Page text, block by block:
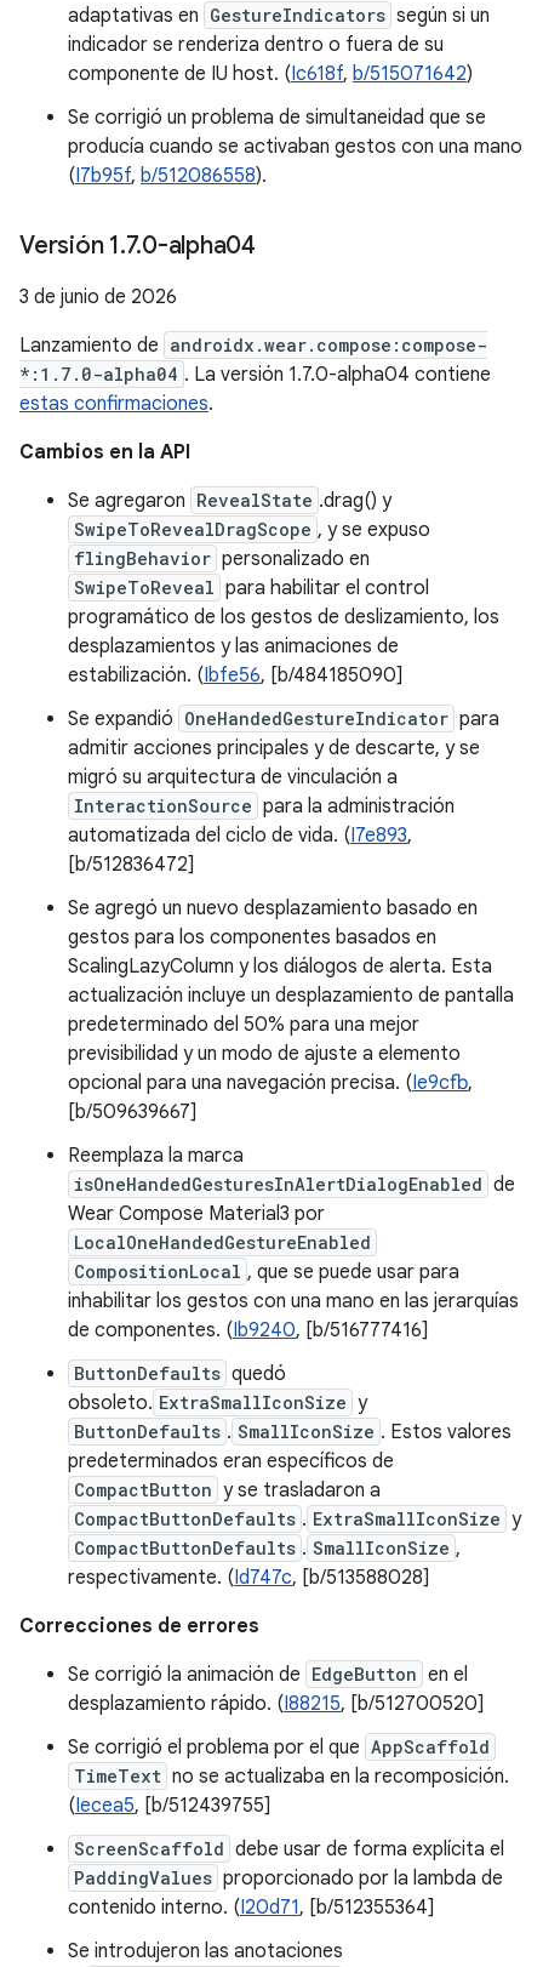
adaptativas en GestureIndicators según si un
indicador se renderiza dentro o fuera de su
componente de IU host. (Ic618f, b/515071642)
Se corrigió un problema de simultaneidad que se
producía cuando se activaban gestos con una mano
(I7b95f, b/512086558).
Versión 1.7.0-alpha04
3 de junio de 2026
Lanzamiento de androidx.wear.compose:compose-
*:1.7.0-alpha04 . La versión 1.7.0-alpha04 contiene
estas confirmaciones.
Cambios en la API
Se agregaron RevealState .drag() y
SwipeToRevealDragScope , y se expuso
flingBehavior personalizado en
SwipeToReveal para habilitar el control
programático de los gestos de deslizamiento, los
desplazamientos y las animaciones de
estabilización. (Ibfe56, [b/484185090]
Se expandió OneHandedGestureIndicator para
admitir acciones principales y de descarte, y se
migró su arquitectura de vinculación a
InteractionSource para la administración
automatizada del ciclo de vida. (I7e893,
[b/512836472]
Se agregó un nuevo desplazamiento basado en
gestos para los componentes basados en
ScalingLazyColumn y los diálogos de alerta. Esta
actualización incluye un desplazamiento de pantalla
predeterminado del 50% para una mejor
previsibilidad y un modo de ajuste a elemento
opcional para una navegación precisa. (Ie9cfb,
[b/509639667]
Reemplaza la marca
isOneHandedGesturesInAlertDialogEnabled de
Wear Compose Material3 por
LocalOneHandedGestureEnabled
CompositionLocal , que se puede usar para
inhabilitar los gestos con una mano en las jerarquías
de componentes. (Ib9240, [b/516777416]
ButtonDefaults quedó
obsoleto. ExtraSmallIconSize y
ButtonDefaults . SmallIconSize . Estos valores
predeterminados eran específicos de
CompactButton y se trasladaron a
CompactButtonDefaults . ExtraSmallIconSize y
CompactButtonDefaults . SmallIconSize ,
respectivamente. (Id747c, [b/513588028]
Correcciones de errores
Se corrigió la animación de EdgeButton en el
desplazamiento rápido. (I88215, [b/512700520]
Se corrigió el problema por el que AppScaffold
TimeText no se actualizaba en la recomposición.
(Iecea5, [b/512439755]
ScreenScaffold debe usar de forma explícita el
PaddingValues proporcionado por la lambda de
contenido interno. (I20d71, [b/512355364]
Se introdujeron las anotaciones